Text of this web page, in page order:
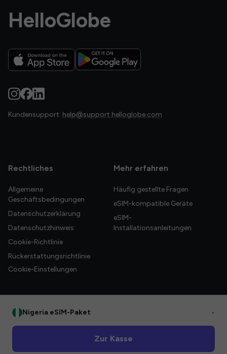
HelloGlobe
Kundensupport: help@support.helloglobe.com
Rechtliches
Allgemeine
Geschäftsbedingungen
Datenschutzerklärung
Datenschutzhinweis
Cookie-Richtlinie
Rückerstattungsrichtlinie
Cookie-Einstellungen
Mehr erfahren
Häufig gestellte Fragen
eSIM-kompatible Geräte
eSIM-
Installationsanleitungen
Nigeria eSIM-Paket •
Zur Kasse